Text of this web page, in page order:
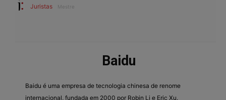
Juristas Mestre
Baidu
Baidu é uma empresa de tecnologia chinesa de renome
internacional, fundada em 2000 por Robin Li e Eric Xu.